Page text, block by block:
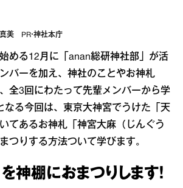
美 PR・神社本庁
める12月に「anan総研神社部」が活
バーを加え、神社のことやお神札
全3回にわたって先輩メンバーから学
なる今回は、東京大神宮でうけた「天
てあるお神札「神宮大麻（じんぐう
つりする方法ついて学びます。
を神棚におまつりします！